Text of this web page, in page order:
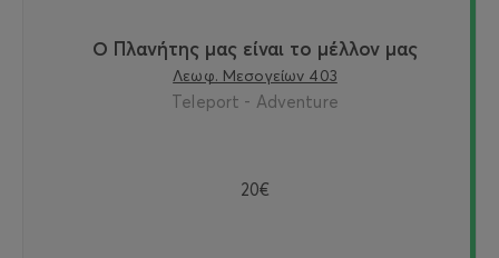
Ο Πλανήτης μας είναι το μέλλον μας
Λεωφ. Μεσογείων 403
Teleport - Adventure
20€